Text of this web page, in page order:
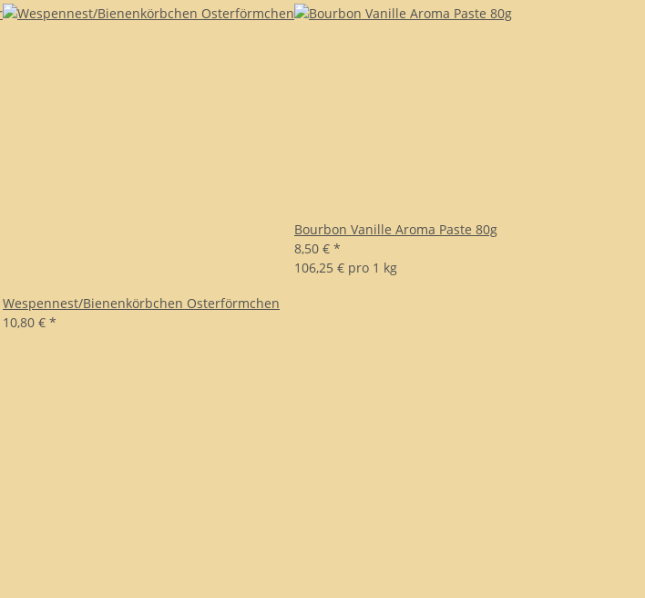
Wespennest/Bienenkörbchen Osterförmchen
10,80 € *
Bourbon Vanille Aroma Paste 80g
8,50 € *
106,25 € pro 1 kg